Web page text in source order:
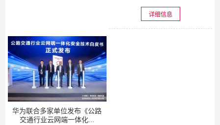
详细信息
华为联合多家单位发布《公路
交通行业云网端一体化...